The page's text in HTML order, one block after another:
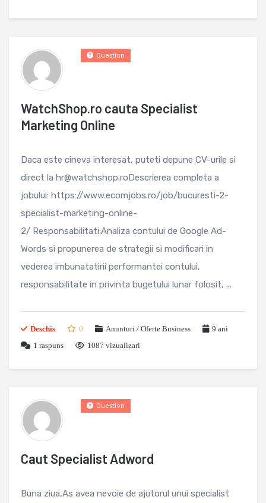
WatchShop.ro cauta Specialist
Marketing Online
Question
Daca este cineva interesat, puteti depune CV-urile si
direct la hr@watchshop.roDescrierea completa a
jobului: https://www.ecomjobs.ro/job/bucuresti-2-
specialist-marketing-online-
2/ Responsabilitati:Analiza contului de Google Ad-
Words si propunerea de strategii si modificari in
vederea imbunatatirii performantei contului,
responsabilitate in privinta bugetului lunar folosit, ...
Deschis 0 Anunturi / Oferte Business
9 ani
1 raspuns 1087 vizualizari
Caut Specialist Adword
Question
Buna ziua,As avea nevoie de ajutorul unui specialist